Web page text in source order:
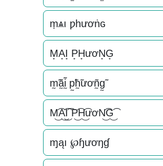
ṃѧı ƿһươṅɢ
M͙A͙I͙ P͙H͙ươN͙G͙
m̰̃ã̰ḭ̃ p̰̃h̰̃ươñ̰g̰̃
M͜͡A͜͡I͜͡ P͜͡H͜͡ươN͜͡G͜͡
ɱąı ℘ɧươŋɠ